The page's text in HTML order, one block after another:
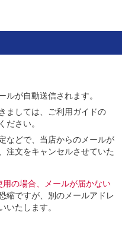
ルが自動送信されます。
ましては、ご利用ガイドの
ださい。
などで、当店からのメールが
注文をキャンセルさせていた
の場合、メールが届かない
縮ですが、別のメールアドレ
いたします。